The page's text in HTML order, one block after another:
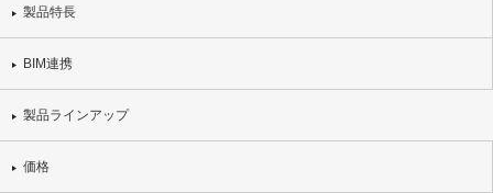
製品特長
BIM連携
製品ラインアップ
価格